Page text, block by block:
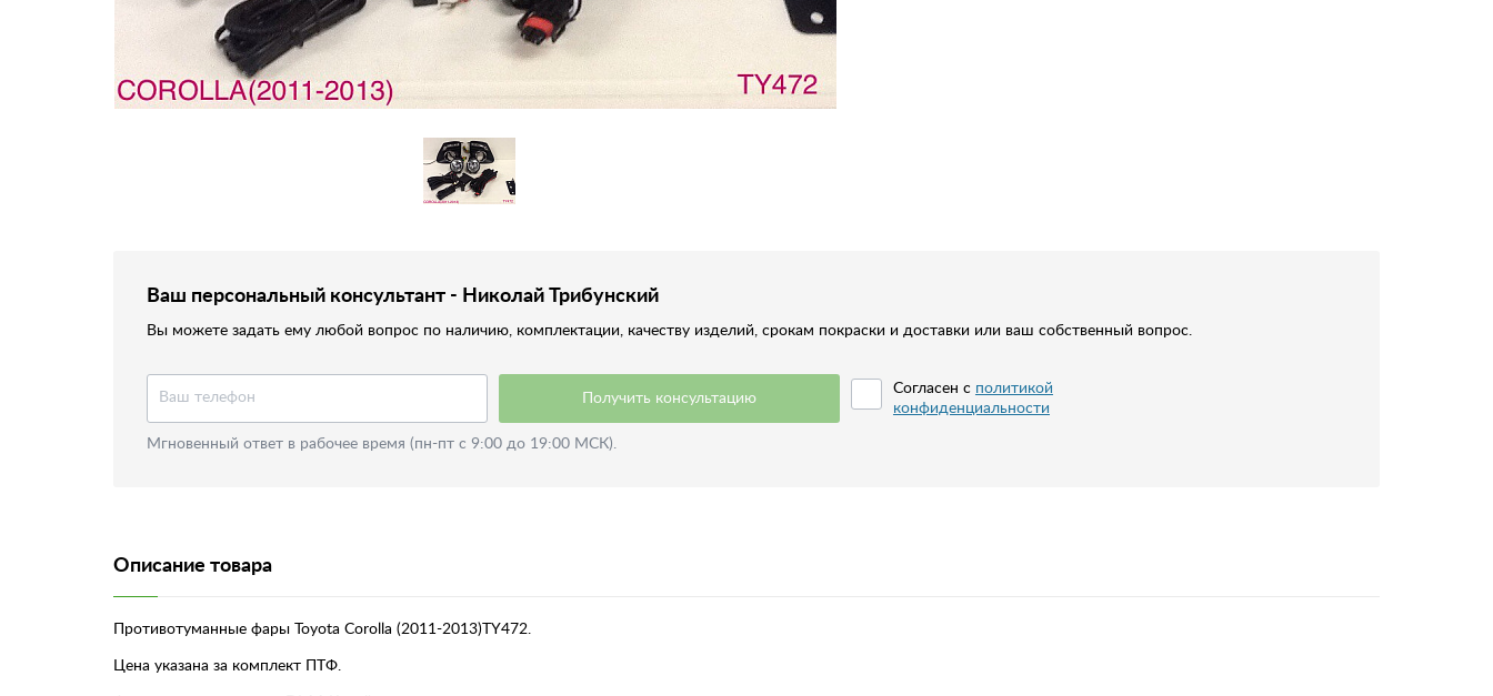
Ваш персональный консультант - Николай Трибунский
Вы можете задать ему любой вопрос по наличию, комплектации, качеству изделий, срокам покраски и доставки или ваш собственный вопрос.
Получить консультацию
Согласен с политикой
конфиденциальности
Мгновенный ответ в рабочее время (пн-пт с 9:00 до 19:00 МСК).
Описание товара
Противотуманные фары Toyota Corolla (2011-2013)TY472.
Цена указана за комплект ПТФ.